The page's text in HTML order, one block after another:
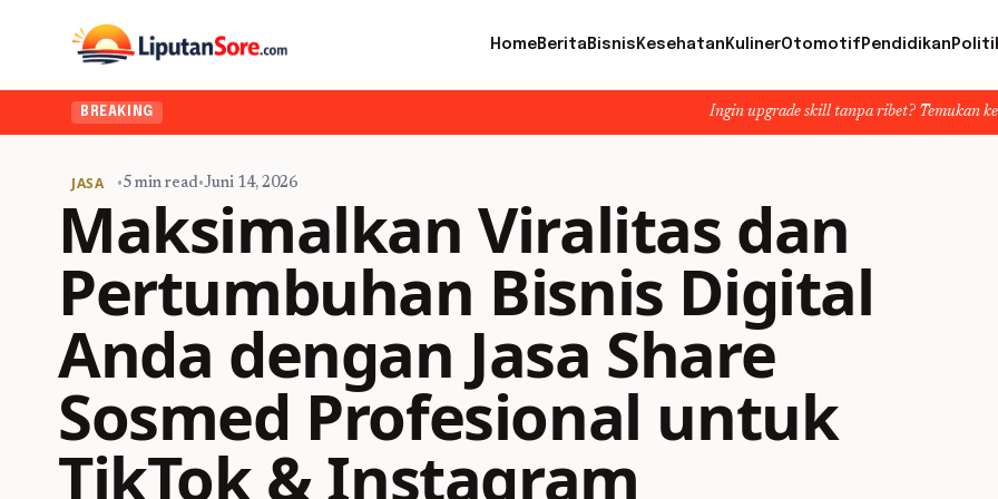
HomeBerita Bisnis Kesehatan KulinerOtomotif Pendidikan
BREAKING Ingin upgrade skill tanpa ribet? Temukan kelas seru dan
JASA •5 min read•Juni 14, 2026
Maksimalkan Viralitas dan
Pertumbuhan Bisnis Digital
Anda dengan Jasa Share
Sosmed Profesional untuk
TikTok & Instagram